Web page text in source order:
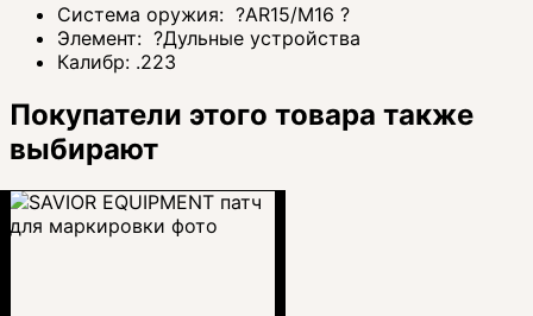
Система оружия: ?AR15/M16 ?
Элемент: ?Дульные устройства
Калибр: .223
Покупатели этого товара также
выбирают